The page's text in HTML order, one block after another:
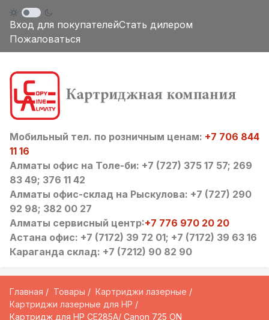
Вход для покупателейСтать дилером
Пожаловаться
Мобильный тел. по розничным ценам: +7 706 844
11 16
Алматы офис на Толе-би: +7 (727) 375 17 57; 269
83 49; 376 11 42
Алматы офис-склад на Рыскулова: +7 (727) 290
92 98; 382 00 27
Алматы сервисный центр:+7 776 970 20 20
Астана офис: +7 (7172) 39 72 01; +7 (7172) 39 63 16
Караганда склад: +7 (7212) 90 82 90
Главная Товары
Картриджи лазерные
Картриджи лазерные для HP
Картридж для HP CE285A/ Canon 725 ON